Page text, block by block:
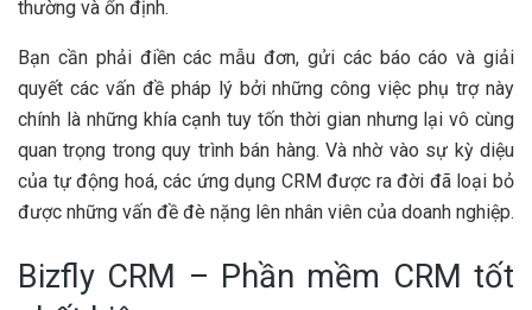
thường và ổn định.
Bạn cần phải điền các mẫu đơn, gửi các báo cáo và giải
quyết các vấn đề pháp lý bởi những công việc phụ trợ này
chính là những khía cạnh tuy tốn thời gian nhưng lại vô cùng
quan trọng trong quy trình bán hàng. Và nhờ vào sự kỳ diệu
của tự động hoá, các ứng dụng CRM được ra đời đã loại bỏ
được những vấn đề đè nặng lên nhân viên của doanh nghiệp.
Bizfly CRM – Phần mềm CRM tốt